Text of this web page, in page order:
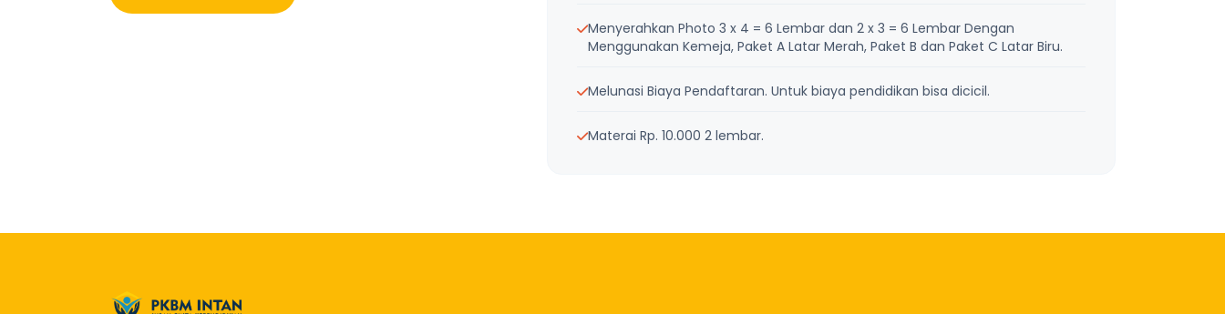
Menyerahkan Photo 3 x 4 = 6 Lembar dan 2 x 3 = 6 Lembar Dengan
Menggunakan Kemeja, Paket A Latar Merah, Paket B dan Paket C Latar Biru.
Melunasi Biaya Pendaftaran. Untuk biaya pendidikan bisa dicicil.
Materai Rp. 10.000 2 lembar.